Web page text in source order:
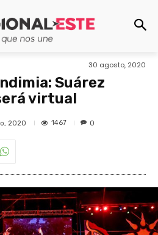
30 agosto, 2020
Suárez
virtual
2020 1467 0